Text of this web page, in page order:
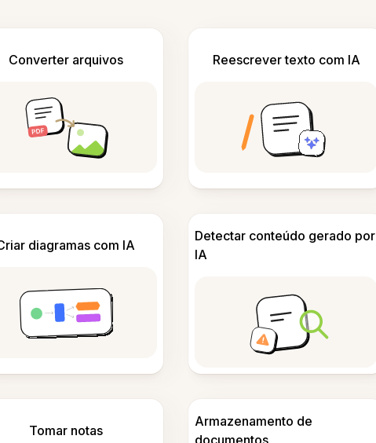
Converter arquivos Reescrever texto com IA
diagramas com IA
Detectar conteúdo gerado por
IA
Tomar notas
Armazenamento de